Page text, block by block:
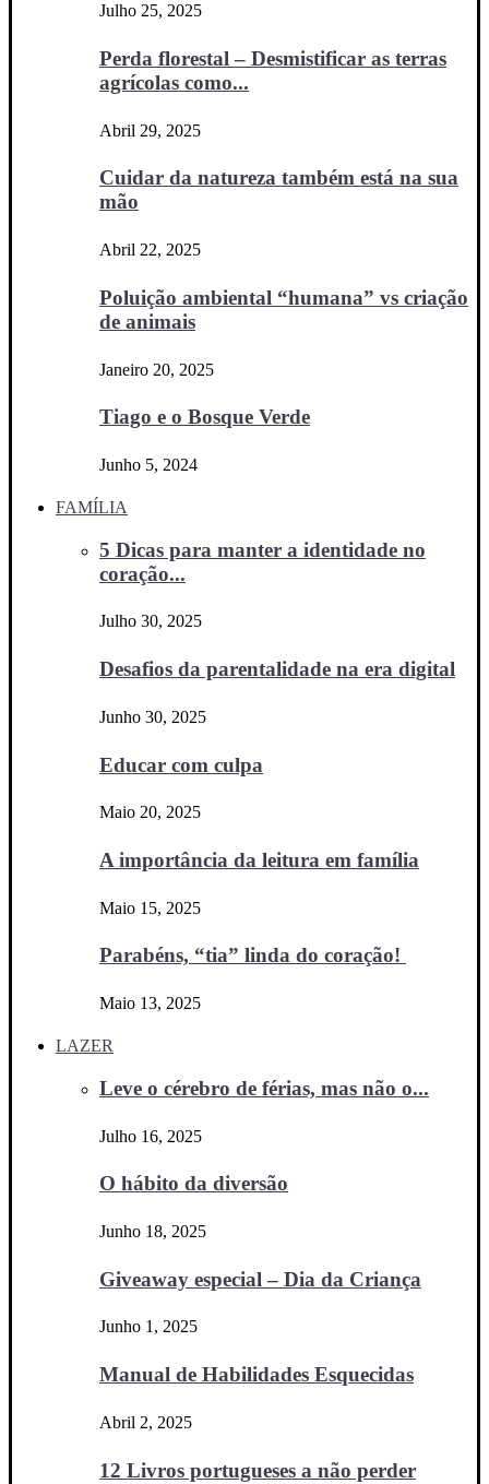
Julho 25, 2025
Perda florestal – Desmistificar as terras
agrícolas como...
Abril 29, 2025
Cuidar da natureza também está na sua
mão
Abril 22, 2025
Poluição ambiental “humana” vs criação
de animais
Janeiro 20, 2025
Tiago e o Bosque Verde
Junho 5, 2024
FAMÍLIA
5 Dicas para manter a identidade no
coração...
Julho 30, 2025
Desafios da parentalidade na era digital
Junho 30, 2025
Educar com culpa
Maio 20, 2025
A importância da leitura em família
Maio 15, 2025
Parabéns, “tia” linda do coração!
Maio 13, 2025
LAZER
Leve o cérebro de férias, mas não o...
Julho 16, 2025
O hábito da diversão
Junho 18, 2025
Giveaway especial – Dia da Criança
Junho 1, 2025
Manual de Habilidades Esquecidas
Abril 2, 2025
12 Livros portugueses a não perder